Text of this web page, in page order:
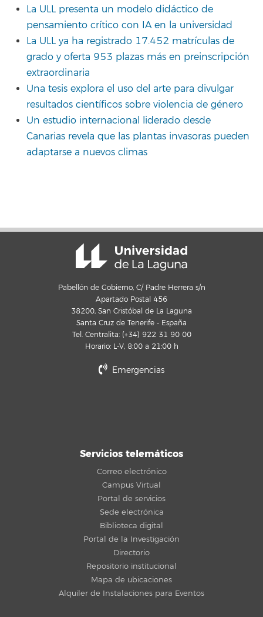
La ULL presenta un modelo didáctico de
pensamiento crítico con IA en la universidad
La ULL ya ha registrado 17.452 matrículas de
grado y oferta 953 plazas más en preinscripción
extraordinaria
Una tesis explora el uso del arte para divulgar
resultados científicos sobre violencia de género
Un estudio internacional liderado desde
Canarias revela que las plantas invasoras pueden
adaptarse a nuevos climas
Pabellón de Gobierno, C/ Padre Herrera s/n
Apartado Postal 456
38200, San Cristóbal de La Laguna
Santa Cruz de Tenerife - España
Tel. Centralita: (+34) 922 31 90 00
Horario: L-V, 8:00 a 21:00 h
Emergencias
Servicios telemáticos
Correo electrónico
Campus Virtual
Portal de servicios
Sede electrónica
Biblioteca digital
Portal de la Investigación
Directorio
Repositorio institucional
Mapa de ubicaciones
Alquiler de Instalaciones para Eventos